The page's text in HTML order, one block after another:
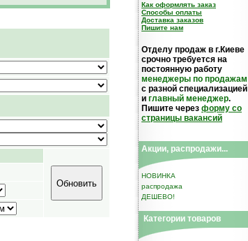
Как оформлять заказ
Cпособы оплаты
Доставка заказов
Пишите нам
Отделу продаж в г.Киеве
срочно требуется на
постоянную работу
менеджеры по продажам
с разной специализацией
и главный менеджер.
Пишите через форму со
страницы вакансий
Акции, распродажи...
НОВИНКА
распродажа
ДЕШЕВО!
Категории товаров